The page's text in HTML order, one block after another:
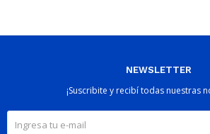
NEWSLETTER
¡Suscribite y recibí todas nuestras